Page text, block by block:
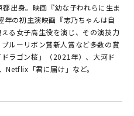
出身。映画『幼な子われらに生ま
の初主演映画『志乃ちゃんは自
る女子高生役を演じ、その演技力
ルーリボン賞新人賞など多数の賞
ラゴン桜」（2021年）、大河ド
Netflix「君に届け」など。